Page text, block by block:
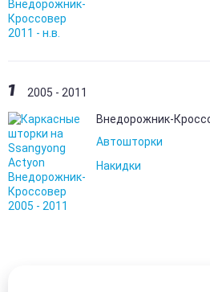
1 2005 - 2011
Внедорожник-
Автошторки
Накидки